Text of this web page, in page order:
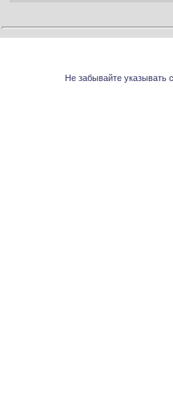
Не забывайте указывать